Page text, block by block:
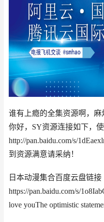
谁有上瘾的全集资源啊，麻
你好，SY资源连接如下，
http://pan.baidu.com/s/
到资源满意请采纳！
日本动漫集合百度云盘链接
https://pan.baidu.com/s/
love youThe optimistic